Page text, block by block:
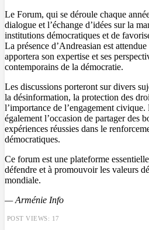
Le Forum, qui se déroule chaque
dialogue et l’échange d’idées sur la
institutions démocratiques et de
La présence d’Andreasian est
apportera son expertise et ses
contemporains de la démocratie.
Les discussions porteront sur divers
la désinformation, la protection des
l’importance de l’engagement
également l’occasion de partager des
expériences réussies dans le
démocratiques.
Ce forum est une plateforme
défendre et à promouvoir les valeurs
mondiale.
— Arménie Info
POST VIEWS: 17